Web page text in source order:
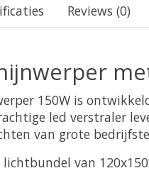
Reviews (0)
150W is
led verstraler
van grote
lichtbundel van